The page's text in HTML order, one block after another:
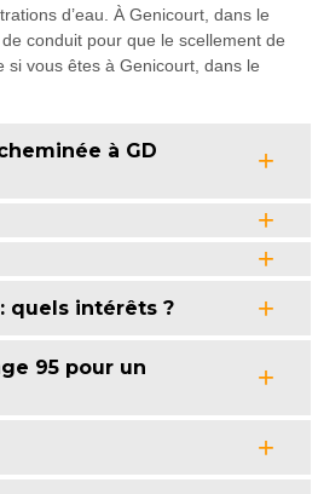
d’eau. À Genicourt, dans le
conduit pour que le scellement de
vous êtes à Genicourt, dans le
à GD
quels intérêts ?
95 pour un